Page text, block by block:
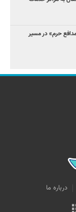
حرم» در مسیر
درباره ما